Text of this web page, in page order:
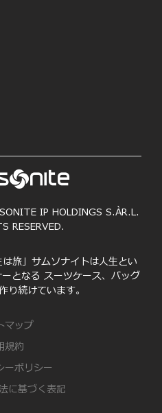
IP HOLDINGS S.ÀR.L.
RESERVED.
旅」サムソナイトは人生とい
となる スーツケース、バッグ
り続けています。
マップ
規約
ーポリシー
に基づく表記